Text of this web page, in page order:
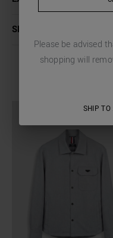
SERVICE CLIENT
Please be advised
shopping will
SHIP TO